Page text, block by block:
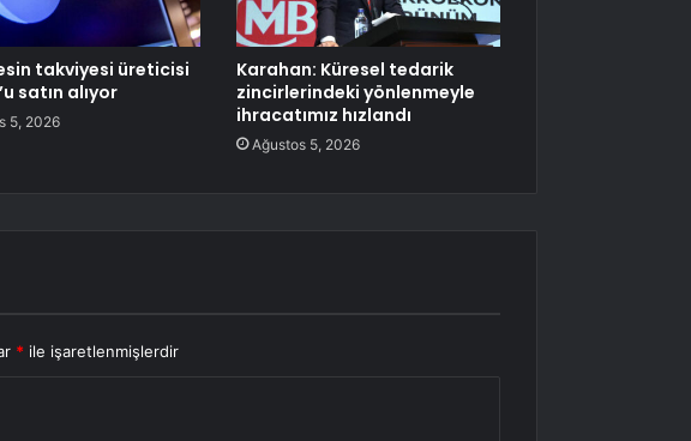
takviyesi üreticisi
satın alıyor
5, 2026
Karahan: Küresel tedarik
zincirlerindeki yönlenmeyle
ihracatımız hızlandı
Ağustos 5, 2026
* ile işaretlenmişlerdir